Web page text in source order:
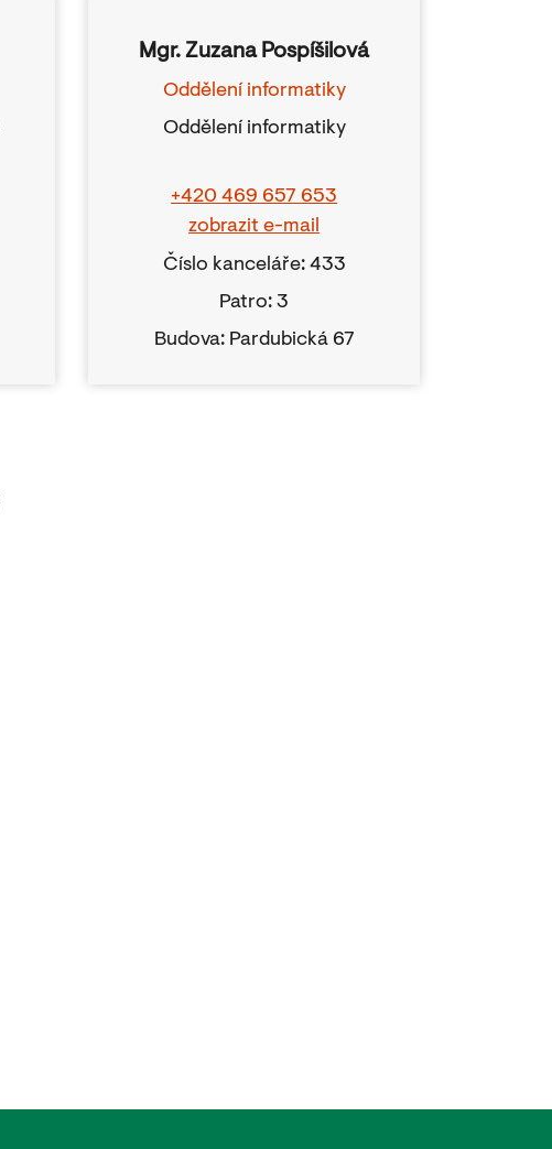
Mgr. Zuzana Pospíšilová
Oddělení informatiky
Oddělení informatiky
+420 469 657 653
zobrazit e-mail
Číslo kanceláře: 433
Patro: 3
Budova: Pardubická 67